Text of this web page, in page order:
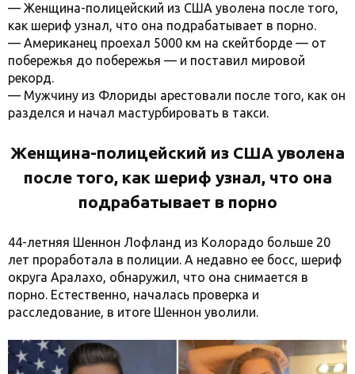
— Женщина-полицейский из США уволена после того,
как шериф узнал, что она подрабатывает в порно.
— Американец проехал 5000 км на скейтборде — от
побережья до побережья — и поставил мировой
рекорд.
— Мужчину из Флориды арестовали после того, как он
разделся и начал мастурбировать в такси.
Женщина-полицейский из США уволена
после того, как шериф узнал, что она
подрабатывает в порно
44-летняя Шеннон Лофланд из Колорадо больше 20
лет проработала в полиции. А недавно ее босс, шериф
округа Аралахо, обнаружил, что она снимается в
порно. Естественно, началась проверка и
расследование, в итоге Шеннон уволили.